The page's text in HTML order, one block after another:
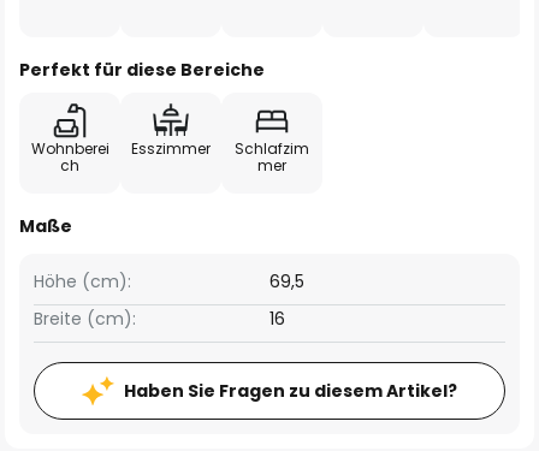
Perfekt für diese Bereiche
Wohnberei
ch
Esszimmer
Schlafzim
mer
Maße
Breite (cm): 16
Höhe (cm): 69,5
Haben Sie Fragen zu diesem Artikel?